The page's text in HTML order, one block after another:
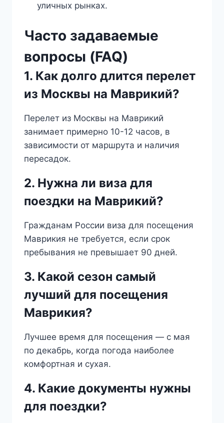
уличных рынках.
Часто задаваемые
вопросы (FAQ)
1. Как долго длится перелет
из Москвы на Маврикий?
Перелет из Москвы на Маврикий
занимает примерно 10-12 часов, в
зависимости от маршрута и наличия
пересадок.
2. Нужна ли виза для
поездки на Маврикий?
Гражданам России виза для посещения
Маврикия не требуется, если срок
пребывания не превышает 90 дней.
3. Какой сезон самый
лучший для посещения
Маврикия?
Лучшее время для посещения — с мая
по декабрь, когда погода наиболее
комфортная и сухая.
4. Какие документы нужны
для поездки?